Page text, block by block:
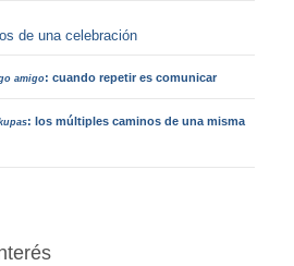
de una celebración
amigo: cuando repetir es comunicar
: los múltiples caminos de una misma